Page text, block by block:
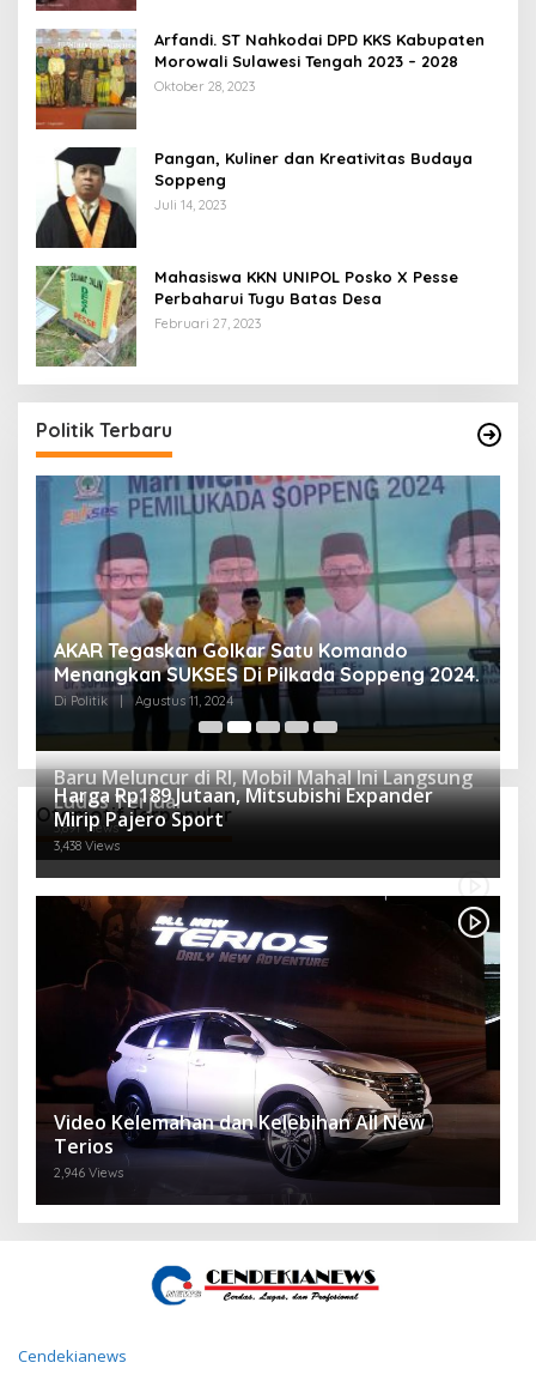
Arfandi. ST Nahkodai DPD KKS Kabupaten
Morowali Sulawesi Tengah 2023 – 2028
Oktober 28, 2023
Pangan, Kuliner dan Kreativitas Budaya
Soppeng
Juli 14, 2023
Mahasiswa KKN UNIPOL Posko X Pesse
Perbaharui Tugu Batas Desa
Februari 27, 2023
Politik Terbaru
AKAR Tegaskan Golkar Satu Komando
Menangkan SUKSES Di Pilkada Soppeng 2024.
Di Politik | Agustus 11, 2024
Otomotif Terpopuler
Baru Meluncur di RI, Mobil Mahal Ini Langsung
Ludes Terjual
3,891 Views
Harga Rp189 Jutaan, Mitsubishi Expander
Mirip Pajero Sport
3,438 Views
Video Kelemahan dan Kelebihan All New
Terios
2,946 Views
Cendekianews